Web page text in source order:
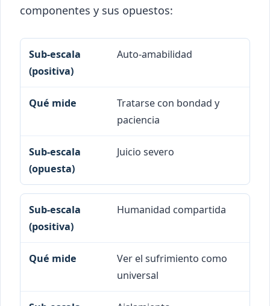
componentes y sus opuestos:
Sub-escala (positiva) Qué mide
Auto-amabilidad
Tratarse con bondad y
paciencia
Juicio severo
Humanidad compartida
Ver el sufrimiento como
universal